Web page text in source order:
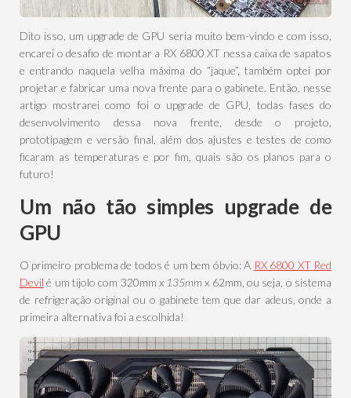
Dito isso, um upgrade de GPU seria muito bem-vindo e com isso,
encarei o desafio de montar a RX 6800 XT nessa caixa de sapatos
e entrando naquela velha máxima do “jaque”, também optei por
projetar e fabricar uma nova frente para o gabinete. Então, nesse
artigo mostrarei como foi o upgrade de GPU, todas fases do
desenvolvimento dessa nova frente, desde o projeto,
prototipagem e versão final, além dos ajustes e testes de como
ficaram as temperaturas e por fim, quais são os planos para o
futuro!
Um não tão simples upgrade de
GPU
O primeiro problema de todos é um bem óbvio: A RX 6800 XT Red
Devil é um tijolo com 320mm x 135mm x 62mm, ou seja, o sistema
de refrigeração original ou o gabinete tem que dar adeus, onde a
primeira alternativa foi a escolhida!